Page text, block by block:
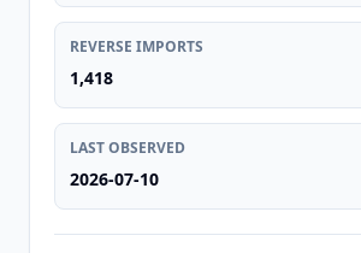
REVERSE IMPORTS
1,418
LAST OBSERVED
2026-07-10